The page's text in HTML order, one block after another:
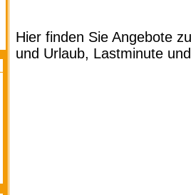
Hier finden Sie Angebote
und Urlaub, Lastminute